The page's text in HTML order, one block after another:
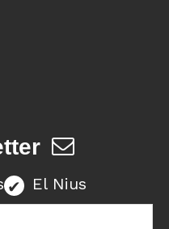
El Nius